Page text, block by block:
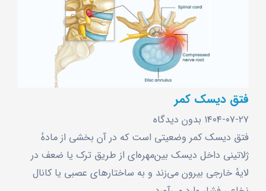
فتق دیسک کمر
۱۴۰۴-۰۷-۲۷ بدون دیدگاه
فتق دیسک کمر وضعیتی است که در آن بخشی از مادهٔ
ژلاتینی داخل دیسک بین‌مهره‌ای از طریق ترک یا ضعف در
لایهٔ خارجی بیرون می‌زند و به ساختارهای عصبی یا کانال